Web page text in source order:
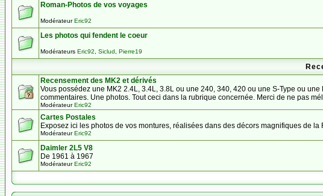
Roman-Photos de vos voyages
ModérateurEric92
Les photos qui fendent le coeur
Modérateurs Eric92 Siclud Pierre19
Recensement des MK2 et dérivés
Vous possédez une MK2 2.4L, 3.4L, 3.8L ou une 240, 340, 420 ou une S-Type ou
commentaires. Une photos. Tout ceci dans la rubrique concernée. Merci de ne pas
ModérateurEric92
Cartes Postales
Exposez ici les photos de vos montures, réalisées dans des décors magnifiques de
ModérateurEric92
Daimler 2L5 V8
De 1961 à 1967
ModérateurEric92